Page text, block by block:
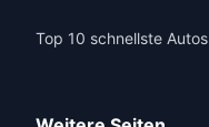
Top 10 schnellste Autos